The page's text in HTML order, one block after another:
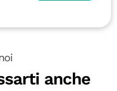
anche